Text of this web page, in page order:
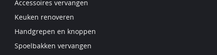
Accessoires vervangen
Keuken renoveren
Handgrepen en knoppen
Spoelbakken vervangen